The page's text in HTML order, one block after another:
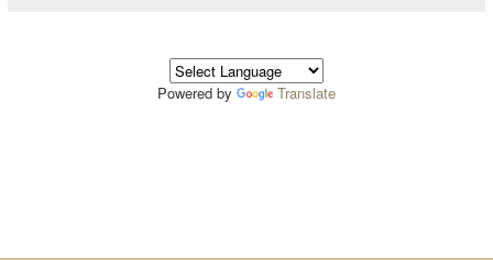
Powered by Translate